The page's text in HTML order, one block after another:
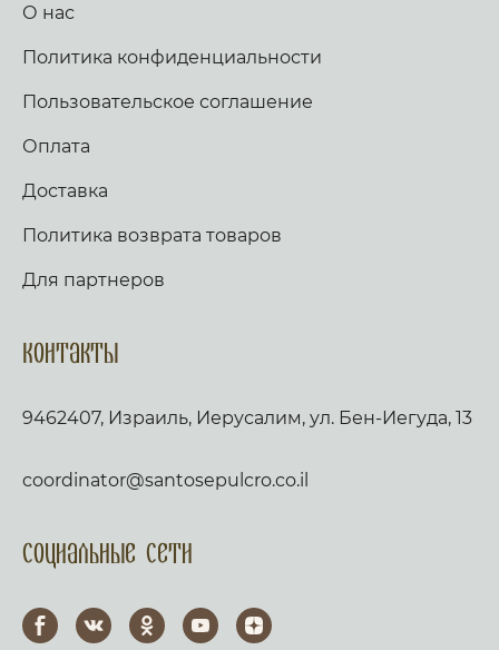
О нас
Политика конфиденциальности
Пользовательское соглашение
Оплата
Доставка
Политика возврата товаров
Для партнеров
Контакты
9462407, Израиль, Иерусалим, ул. Бен-Иегуда, 13
coordinator@santosepulcro.co.il
Социальные сети